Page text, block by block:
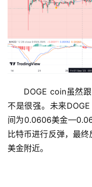
DOGE coin虽然
不是很强。未来
间为0.0606美金
比特币进行反弹，最
美金附近。